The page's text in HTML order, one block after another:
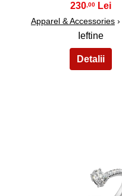
230 ,00
Apparel & Accessories›
Ieftine